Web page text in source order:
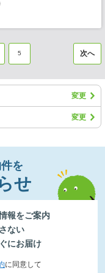
5 次へ
変更
変更
を
せ
報をご案内
ない
にお届け
に同意して